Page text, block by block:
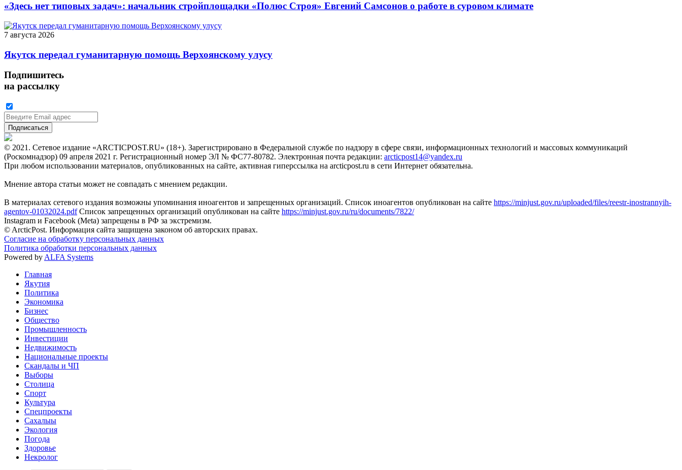
«Здесь нет типовых задач»: начальник стройплощадки «Полюс Строя» Евгений Самсонов о работе в суровом климате
7 августа 2026
Якутск передал гуманитарную помощь Верхоянскому улусу
Подпишитесь
на рассылку
© 2021. Сетевое издание «ARCTICPOST.RU» (18+). Зарегистрировано в Федеральной службе по надзору в сфере связи, информационных технологий и массовых коммуникаций
(Роскомнадзор) 09 апреля 2021 г. Регистрационный номер ЭЛ № ФС77-80782. Электронная почта редакции: arcticpost14@yandex.ru
При любом использовании материалов, опубликованных на сайте, активная гиперссылка на arcticpost.ru в сети Интернет обязательна.
Мнение автора статьи может не совпадать с мнением редакции.
В материалах сетевого издания возможны упоминания иноагентов и запрещенных организаций. Список иноагентов опубликован на сайте https://minjust.gov.ru/uploaded/files/reestr-inostrannyih-
agentov-01032024.pdfСписок запрещенных организаций опубликован на сайте https://minjust.gov.ru/ru/documents/7822/
Instagram и Facebook (Metа) запрещены в РФ за экстремизм.
© ArcticPost. Информация сайта защищена законом об авторских правах.
Согласие на обработку персональных данных
Политика обработки персональных данных
Powered by ALFA Systems
Главная
Якутия
Политика
Экономика
Бизнес
Общество
Промышленность
Инвестиции
Недвижимость
Национальные проекты
Скандалы и ЧП
Выборы
Столица
Спорт
Культура
Спецпроекты
Сахалыы
Экология
Погода
Здоровье
Некролог